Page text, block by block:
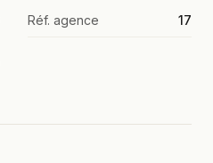
Réf. agence 17